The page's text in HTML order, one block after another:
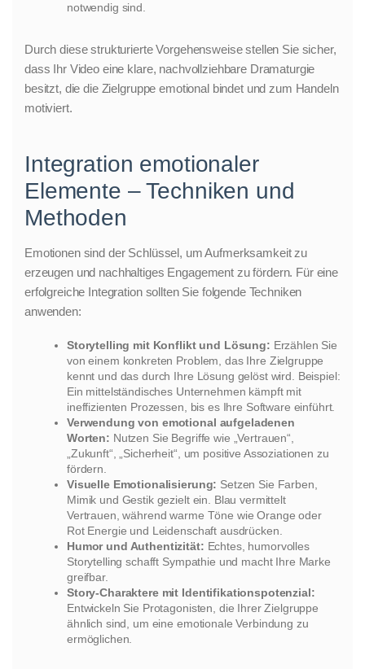
notwendig sind.
Durch diese strukturierte Vorgehensweise stellen Sie sicher,
dass Ihr Video eine klare, nachvollziehbare Dramaturgie
besitzt, die die Zielgruppe emotional bindet und zum Handeln
motiviert.
Integration emotionaler
Elemente – Techniken und
Methoden
Emotionen sind der Schlüssel, um Aufmerksamkeit zu
erzeugen und nachhaltiges Engagement zu fördern. Für eine
erfolgreiche Integration sollten Sie folgende Techniken
anwenden:
Storytelling mit Konflikt und Lösung: Erzählen Sie
von einem konkreten Problem, das Ihre Zielgruppe
kennt und das durch Ihre Lösung gelöst wird. Beispiel:
Ein mittelständisches Unternehmen kämpft mit
ineffizienten Prozessen, bis es Ihre Software einführt.
Verwendung von emotional aufgeladenen
Worten: Nutzen Sie Begriffe wie „Vertrauen“,
„Zukunft“, „Sicherheit“, um positive Assoziationen zu
fördern.
Visuelle Emotionalisierung: Setzen Sie Farben,
Mimik und Gestik gezielt ein. Blau vermittelt
Vertrauen, während warme Töne wie Orange oder
Rot Energie und Leidenschaft ausdrücken.
Humor und Authentizität: Echtes, humorvolles
Storytelling schafft Sympathie und macht Ihre Marke
greifbar.
Story-Charaktere mit Identifikationspotenzial:
Entwickeln Sie Protagonisten, die Ihrer Zielgruppe
ähnlich sind, um eine emotionale Verbindung zu
ermöglichen.